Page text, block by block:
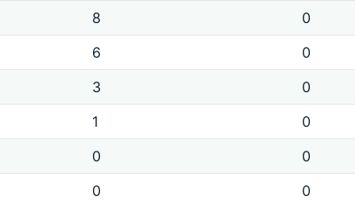
8
0
6
0
3
0
1
0
0
0
0
0